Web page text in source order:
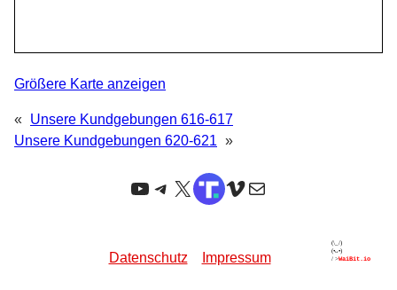
Größere Karte anzeigen
«
Unsere Kundgebungen 616-617
Unsere Kundgebungen 620-621 »
YouTube
Telegram
X TruthSocial
Vimeo
E-Mail
Datenschutz Impressum